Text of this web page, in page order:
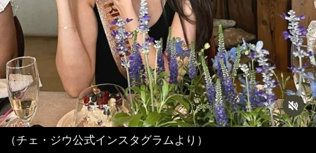
（チェ・ジウ公式インスタグラムより）